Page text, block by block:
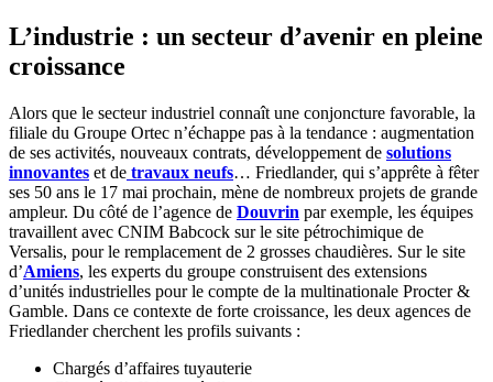
L’industrie : un secteur d’avenir en pleine
croissance
Alors que le secteur industriel connaît une conjoncture favorable, la
filiale du Groupe Ortec n’échappe pas à la tendance : augmentation
de ses activités, nouveaux contrats, développement de solutions
innovantes et de travaux neufs… Friedlander, qui s’apprête à fêter
ses 50 ans le 17 mai prochain, mène de nombreux projets de grande
ampleur. Du côté de l’agence de Douvrin par exemple, les équipes
travaillent avec CNIM Babcock sur le site pétrochimique de
Versalis, pour le remplacement de 2 grosses chaudières. Sur le site
d’Amiens, les experts du groupe construisent des extensions
d’unités industrielles pour le compte de la multinationale Procter &
Gamble. Dans ce contexte de forte croissance, les deux agences de
Friedlander cherchent les profils suivants :
Chargés d’affaires tuyauterie